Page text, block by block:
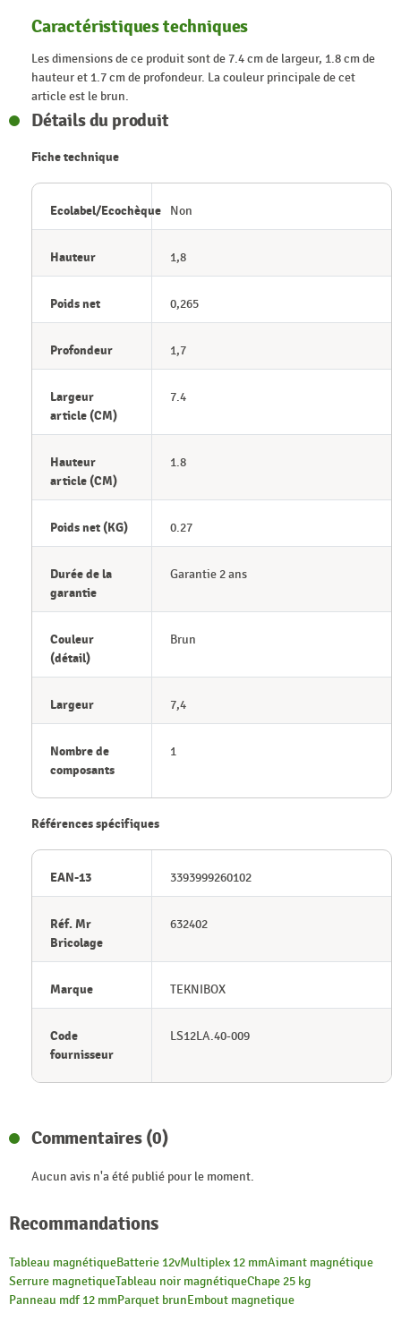
Caractéristiques techniques
Les dimensions de ce produit sont de 7.4 cm de largeur, 1.8 cm de
hauteur et 1.7 cm de profondeur. La couleur principale de cet
article est le brun.
Détails du produit
Fiche technique
Ecolabel/Ecochèque Non
Hauteur 1,8
Poids net 0,265
Profondeur 1,7
Largeur
article (CM)
7.4
Hauteur
article (CM)
1.8
Poids net (KG) 0.27
Durée de la
garantie
Garantie 2 ans
Couleur
(détail)
Brun
Largeur 7,4
Nombre de
composants
1
Références spécifiques
EAN-13 3393999260102
Réf. Mr
Bricolage
632402
Marque TEKNIBOX
Code
fournisseur
LS12LA.40-009
Commentaires (0)
Aucun avis n'a été publié pour le moment.
Recommandations
Tableau magnétiqueBatterie 12vMultiplex 12 mmAimant magnétique
Serrure magnetiqueTableau noir magnétiqueChape 25 kg
Panneau mdf 12 mmParquet brunEmbout magnetique